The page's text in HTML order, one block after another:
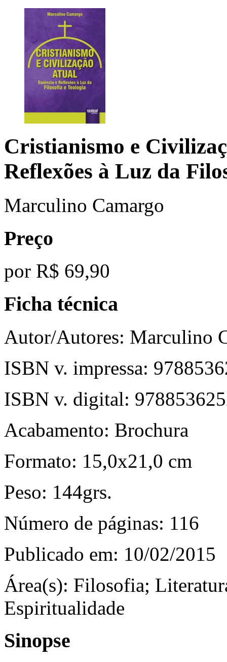
Cristianismo e
Reflexões à Luz da
Marculino Camargo
Preço
por R$ 69,90
Ficha técnica
Autor/Autores: Marculino
ISBN v. impressa:
ISBN v. digital:
Acabamento: Brochura
Formato: 15,0x21,0 cm
Peso: 144grs.
Número de páginas: 116
Publicado em: 10/02/2015
Área(s): Filosofia;
Espiritualidade
Sinopse